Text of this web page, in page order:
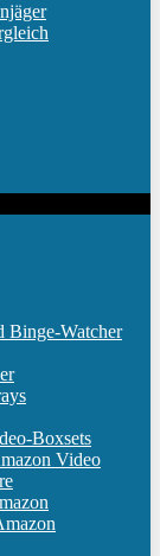
Binge-Watcher
Boxsets
Video